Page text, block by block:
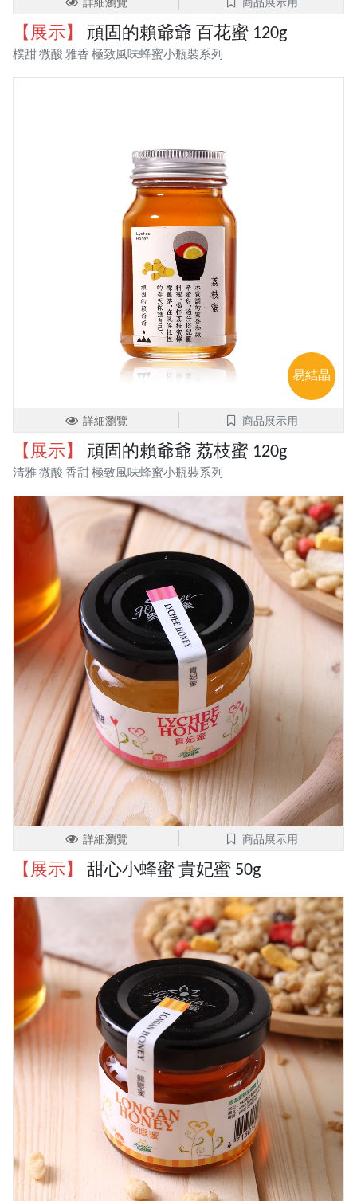
詳細瀏覽 商品展示用
【展示】 頑固的賴爺爺 百花蜜 120g
樸甜 微酸 雅香 極致風味蜂蜜小瓶裝系列
易結晶
詳細瀏覽 商品展示用
【展示】 頑固的賴爺爺 荔枝蜜 120g
清雅 微酸 香甜 極致風味蜂蜜小瓶裝系列
詳細瀏覽 商品展示用
【展示】 甜心小蜂蜜 貴妃蜜 50g